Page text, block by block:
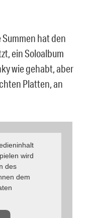
hat den
ein Soloalbum
wie gehabt, aber
Platten, an
wird
des
dem